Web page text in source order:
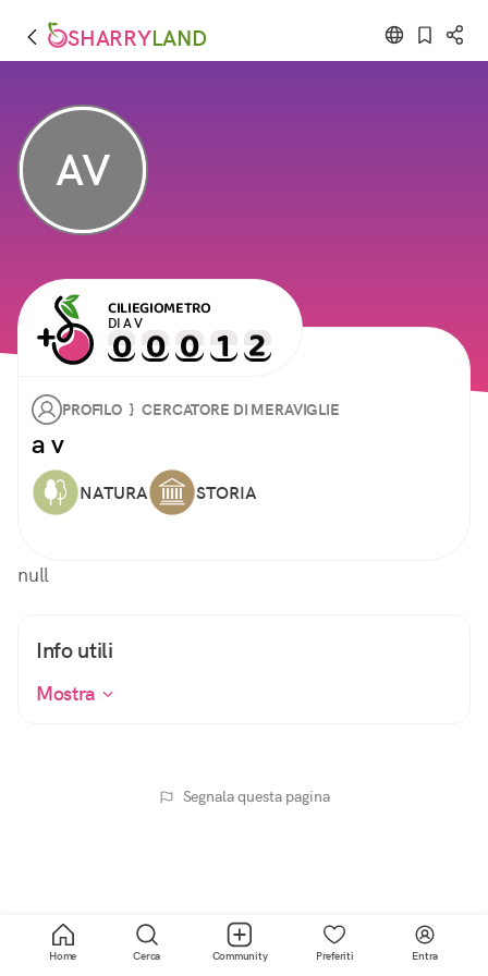
SHARRYLAND
AV
CILIEGIOMETRO
DI A V
PROFILO } CERCATORE DI MERAVIGLIE
a v
NATURA STORIA
null
Info utili
Mostra
Segnala questa pagina
Home Cerca Community Preferiti Entra